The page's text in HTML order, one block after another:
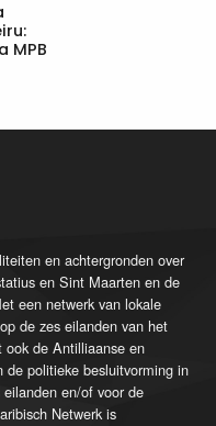
MPB
en achtergronden over
en Sint Maarten en de
een netwerk van lokale
de zes eilanden van het
ook de Antilliaanse en
de politieke besluitvorming in
en/of voor de
Netwerk is